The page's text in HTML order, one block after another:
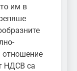
им в
отношение
НДСВ са